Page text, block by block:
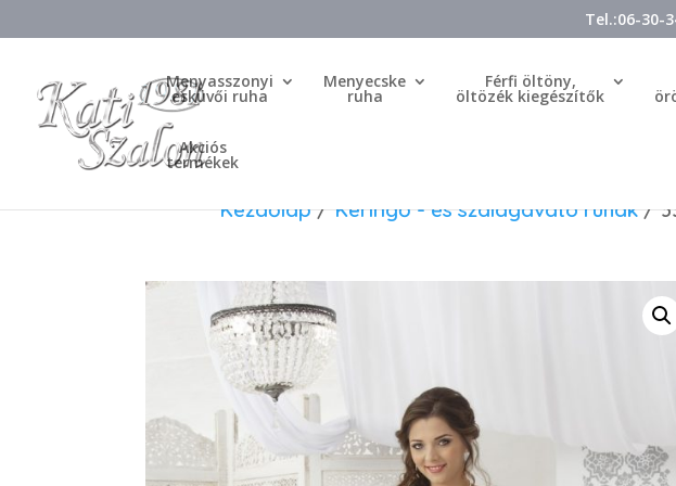
Tel.:06-30-
Menyasszonyi
esküvői ruha
Menyecske
ruha
Férfi öltöny,
öltözék kiegészítők
Akciós
termékek
Kezdőlap/Keringő - és szalagavató ruhák/